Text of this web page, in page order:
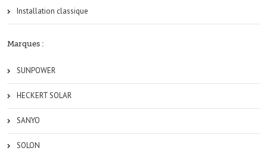
Installation classique
Marques :
SUNPOWER
HECKERT SOLAR
SANYO
SOLON